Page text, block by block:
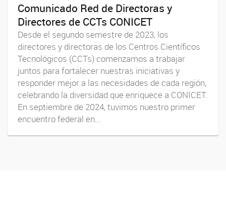
Comunicado Red de Directoras y
Directores de CCTs CONICET
Desde el segundo semestre de 2023, los
directores y directoras de los Centros Científicos
Tecnológicos (CCTs) comenzamos a trabajar
juntos para fortalecer nuestras iniciativas y
responder mejor a las necesidades de cada región,
celebrando la diversidad que enriquece a CONICET.
En septiembre de 2024, tuvimos nuestro primer
encuentro federal en...